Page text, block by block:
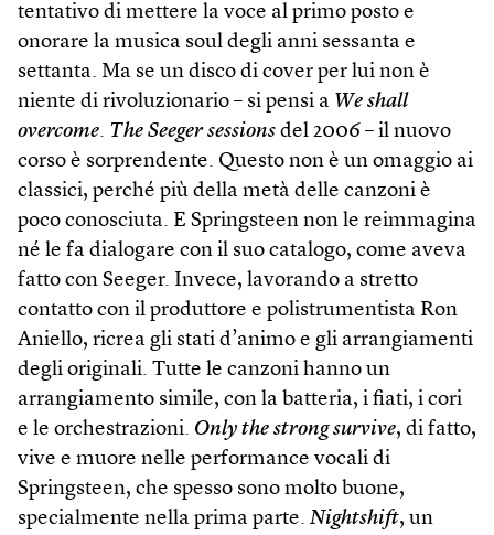
tentativo di mettere la voce al primo posto e
onorare la musica soul degli anni sessanta e
settanta. Ma se un disco di cover per lui non è
niente di rivoluzionario – si pensi a We shall
overcome. The Seeger sessions del 2006 – il nuovo
corso è sorprendente. Questo non è un omaggio ai
classici, perché più della metà delle canzoni è
poco conosciuta. E Springsteen non le reimmagina
né le fa dialogare con il suo catalogo, come aveva
fatto con Seeger. Invece, lavorando a stretto
contatto con il produttore e polistrumentista Ron
Aniello, ricrea gli stati d’animo e gli arrangiamenti
degli originali. Tutte le canzoni hanno un
arrangiamento simile, con la batteria, i fiati, i cori
e le orchestrazioni. Only the strong survive, di fatto,
vive e muore nelle performance vocali di
Springsteen, che spesso sono molto buone,
specialmente nella prima parte. Nightshift, un